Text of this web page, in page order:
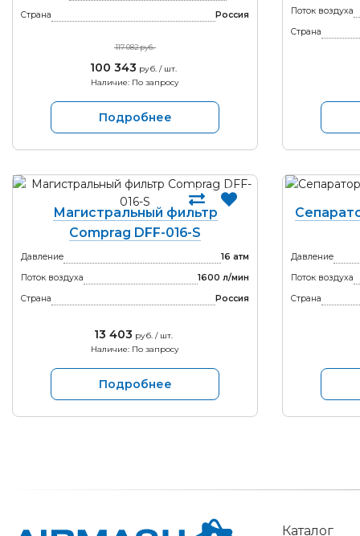
Страна
Россия
117 082 руб.
100 343 руб. / шт.
Наличие: По запросу
Подробнее
Поток воздуха
Страна
Магистральный фильтр
Comprag DFF-016-S
Давление
16 атм
Поток воздуха
1600 л/мин
Страна
Россия
13 403 руб. / шт.
Наличие: По запросу
Подробнее
Давление
Поток воздуха
Страна
Каталог